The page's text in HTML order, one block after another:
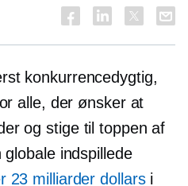
konkurrencedygtig,
alle, der ønsker at
og stige til toppen af
indspillede
23 milliarder dollarsi